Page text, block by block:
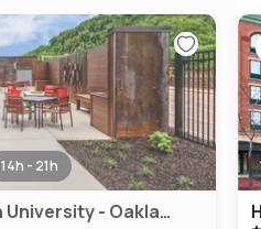
14h - 21h
Hotel Indigo Pittsburgh University - Oakland